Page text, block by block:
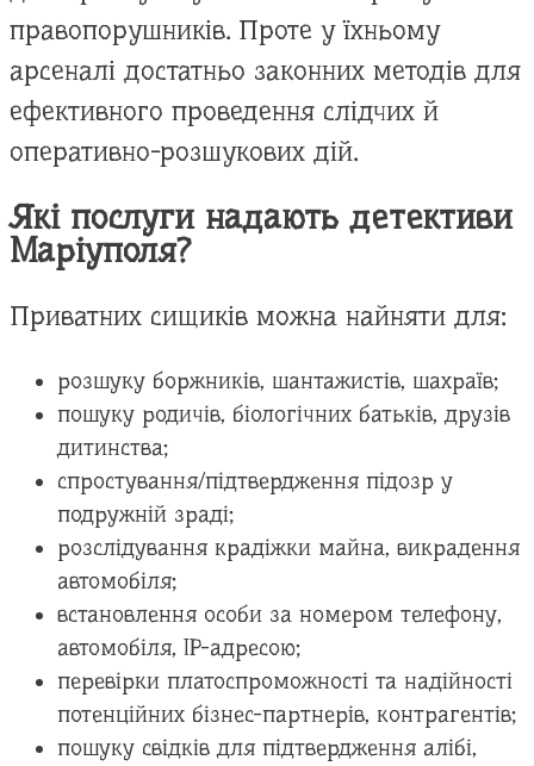
правопорушників. Проте у їхньому
арсеналі достатньо законних методів для
ефективного проведення слідчих й
оперативно-розшукових дій.
Які послуги надають детективи
Маріуполя?
Приватних сищиків можна найняти для:
розшуку боржників, шантажистів, шахраїв;
пошуку родичів, біологічних батьків, друзів
дитинства;
спростування/підтвердження підозр у
подружній зраді;
розслідування крадіжки майна, викрадення
автомобіля;
встановлення особи за номером телефону,
автомобіля, IP-адресою;
перевірки платоспроможності та надійності
потенційних бізнес-партнерів, контрагентів;
пошуку свідків для підтвердження алібі,